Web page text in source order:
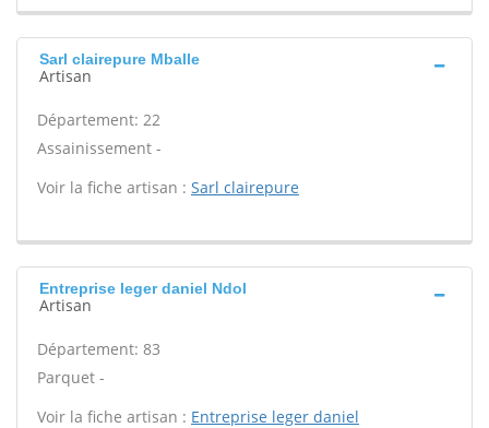
Sarl clairepure Mballe
Artisan
Département: 22
Assainissement -
Voir la fiche artisan : Sarl clairepure
Entreprise leger daniel Ndol
Artisan
Département: 83
Parquet -
Voir la fiche artisan : Entreprise leger daniel